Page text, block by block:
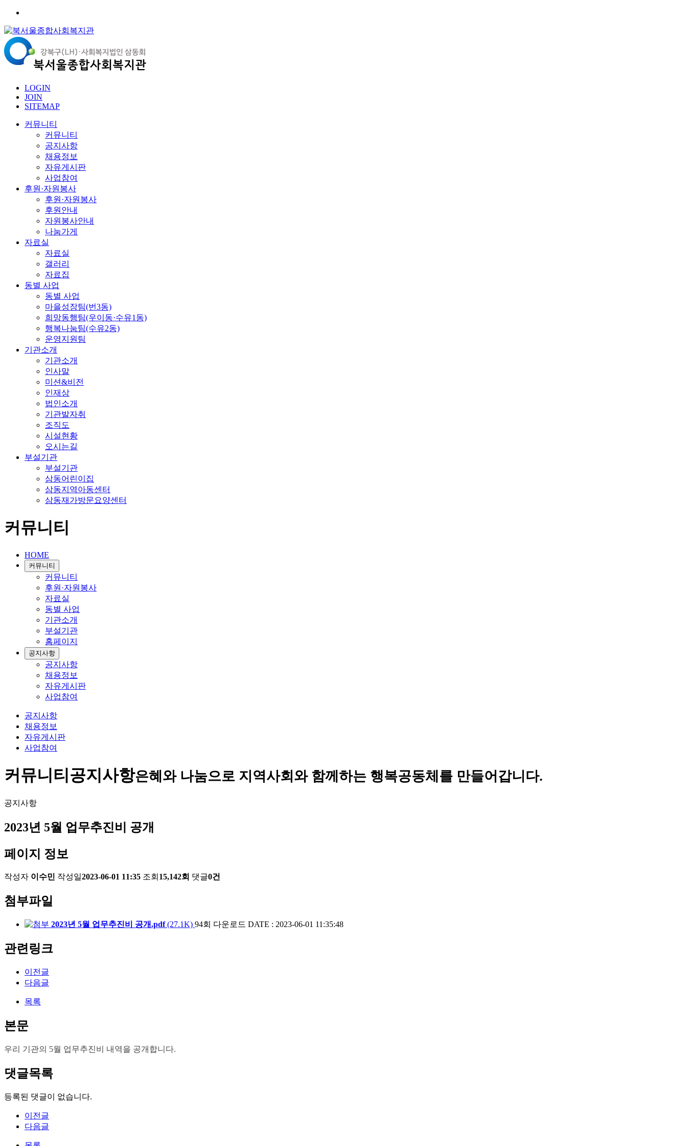
LOGIN
JOIN
SITEMAP
커뮤니티
커뮤니티
공지사항
채용정보
자유게시판
사업참여
후원·자원봉사
후원·자원봉사
후원안내
자원봉사안내
나눔가게
자료실
자료실
갤러리
자료집
동별 사업
동별 사업
마을성장팀(번3동)
희망동행팀(우이동·수유1동)
행복나눔팀(수유2동)
운영지원팀
기관소개
기관소개
인사말
미션&비전
인재상
법인소개
기관발자취
조직도
시설현황
오시는길
부설기관
부설기관
삼동어린이집
삼동지역아동센터
삼동재가방문요양센터
커뮤니티
HOME
커뮤니티
커뮤니티
후원·자원봉사
자료실
동별 사업
기관소개
부설기관
홈페이지
공지사항
공지사항
채용정보
자유게시판
사업참여
공지사항
채용정보
자유게시판
사업참여
커뮤니티공지사항은혜와 나눔으로 지역사회와 함께하는 행복공동체를 만들어갑니다.
공지사항
2023년 5월 업무추진비 공개
페이지 정보
작성자 이수민 작성일2023-06-01 11:35 조회 15,142회 댓글0건
첨부파일
2023년 5월 업무추진비 공개.pdf(27.1K) 94회 다운로드 DATE : 2023-06-01 11:35:48
관련링크
이전글
다음글
목록
본문
우리 기관의 5월 업무추진비 내역을 공개합니다.
댓글목록
등록된 댓글이 없습니다.
이전글
다음글